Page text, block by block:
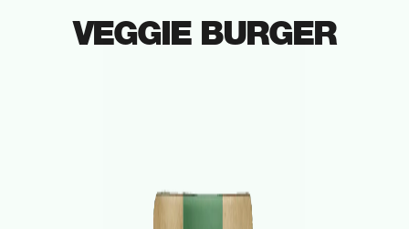
VEGGIE BURGER